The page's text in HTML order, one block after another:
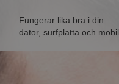
Fungerar lika bra i din
dator, surfplatta och mobil